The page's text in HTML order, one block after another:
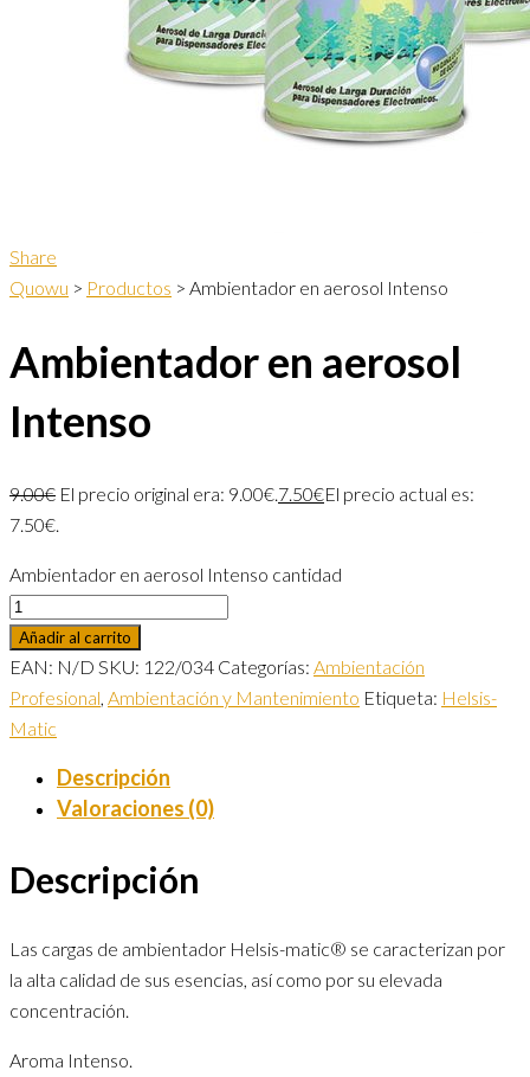
Share
Quowu > Productos > Ambientador en aerosol Intenso
Ambientador en aerosol
Intenso
9.00€ El precio original era: 9.00€.7.50€El precio actual es:
7.50€.
Ambientador en aerosol Intenso cantidad
Añadir al carrito
EAN: N/D SKU: 122/034 Categorías: Ambientación
Profesional, Ambientación y Mantenimiento Etiqueta: Helsis-
Matic
Descripción
Valoraciones (0)
Descripción
Las cargas de ambientador Helsis-matic® se caracterizan por
la alta calidad de sus esencias, así como por su elevada
concentración.
Aroma Intenso.